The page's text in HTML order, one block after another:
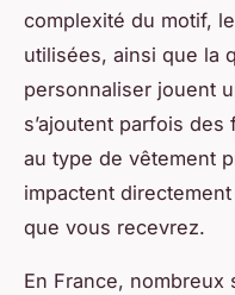
complexité du motif,
utilisées, ainsi que la
personnaliser jouent
s’ajoutent parfois
au type de vêtement
impactent
que vous recevrez.
En France,